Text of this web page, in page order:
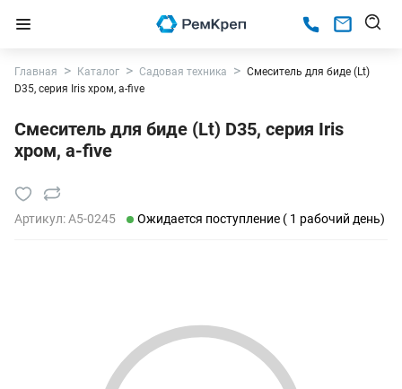
Главная Каталог Садовая техника
Смеситель для биде (Lt)
D35, серия Iris хром, a-five
Смеситель для биде (Lt) D35, серия Iris
хром, a-five
Артикул:A5-0245 Ожидается поступление ( 1 рабочий день)